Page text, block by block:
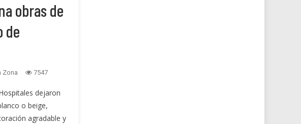
obras de
de
Zona 7547
dejaron
o beige,
agradable y